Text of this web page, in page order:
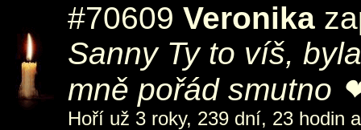
#70609 Veronika
Sanny Ty to víš,
mně pořád
Hoří už 3 roky, 239 dní, 23 hodin